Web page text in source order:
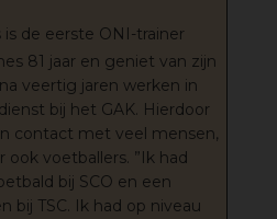
is de eerste ONI-trainer
81 jaar en geniet van zijn
veertig jaren werken in
bij het GAK. Hierdoor
contact met veel mensen,
ook voetballers. ”Ik had
bij SCO en een
bij TSC. Ik had op niveau